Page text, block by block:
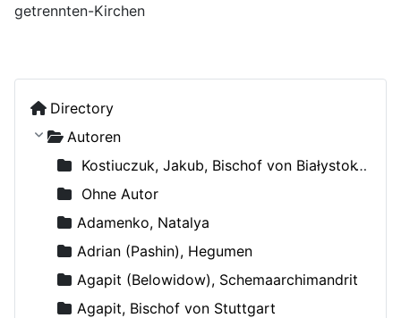
Directory
Autoren
Kostiuczuk, Jakub, Bischof von Białystok und Gdańsk
Ohne Autor
Adamenko, Natalya
Adrian (Pashin), Hegumen
Agapit (Belowidow), Schemaarchimandrit
Agapit, Bischof von Stuttgart
getrennten-Kirchen